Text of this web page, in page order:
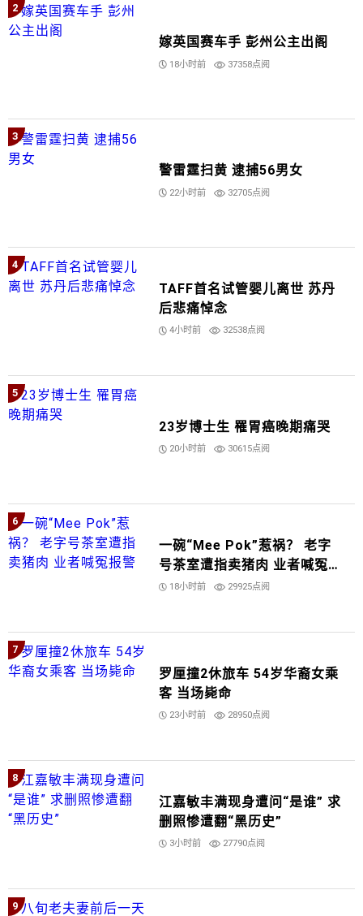
2
嫁英国赛车手 彭州公主出阁
18小时前 37358点阅
3
警雷霆扫黄 逮捕56男女
22小时前 32705点阅
4
TAFF首名试管婴儿离世 苏丹
后悲痛悼念
4小时前 32538点阅
5
23岁博士生 罹胃癌晚期痛哭
20小时前 30615点阅
6
一碗“Mee Pok”惹祸？ 老字
号茶室遭指卖猪肉 业者喊冤报
警18小时前 29925点阅
7
罗厘撞2休旅车 54岁华裔女乘
客 当场毙命
23小时前 28950点阅
8
江嘉敏丰满现身遭问“是谁” 求
删照惨遭翻“黑历史”
3小时前 27790点阅
9